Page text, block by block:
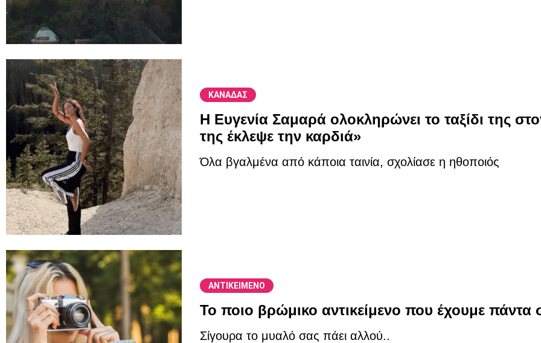
ΚΑΝΑΔΑΣ
Η Ευγενία Σαμαρά ολοκληρώνει το ταξίδι της
της έκλεψε την καρδιά»
Όλα βγαλμένα από κάποια ταινία, σχολίασε η ηθοποιός
ΑΝΤΙΚΕΙΜΕΝΟ
Το ποιο βρώμικο αντικείμενο που έχουμε πάντα
Σίγουρα το μυαλό σας πάει αλλού..